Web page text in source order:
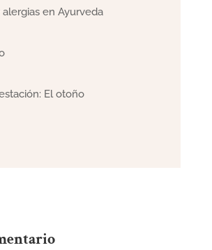
alergias en Ayurveda
El otoño